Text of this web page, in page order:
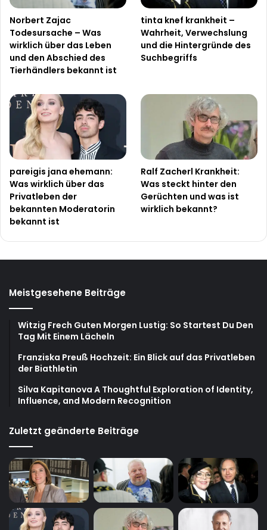
Norbert Zajac
Todesursache – Was
wirklich über das Leben
und den Abschied des
Tierhändlers bekannt ist
tinta knef krankheit –
Wahrheit, Verwechslung
und die Hintergründe des
Suchbegriffs
pareigis jana ehemann:
Was wirklich über das
Privatleben der
bekannten Moderatorin
bekannt ist
Ralf Zacherl Krankheit:
Was steckt hinter den
Gerüchten und was ist
wirklich bekannt?
Meistgesehene Beiträge
Witzig Frech Guten Morgen Lustig: So Startest Du Den
Tag Mit Einem Lächeln
Franziska Preuß Hochzeit: Ein Blick auf das Privatleben
der Biathletin
Silva Kapitanova A Thoughtful Exploration of Identity,
Influence, and Modern Recognition
Zuletzt geänderte Beiträge